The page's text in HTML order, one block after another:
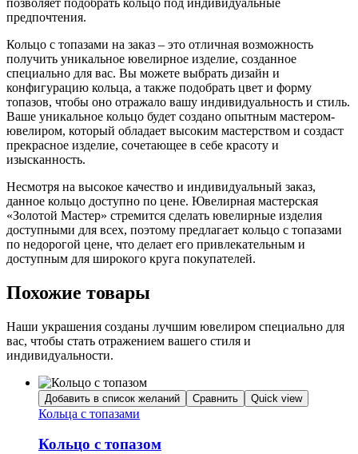
предпочтения.
Кольцо с топазами на заказ – это отличная возможность
получить уникальное ювелирное изделие, созданное
специально для вас. Вы можете выбрать дизайн и
конфигурацию кольца, а также подобрать цвет и форму
топазов, чтобы оно отражало вашу индивидуальность и стиль.
Ваше уникальное кольцо будет создано опытным мастером-
ювелиром, который обладает высоким мастерством и создаст
прекрасное изделие, сочетающее в себе красоту и
изысканность.
Несмотря на высокое качество и индивидуальный заказ,
данное кольцо доступно по цене. Ювелирная мастерская
«Золотой Мастер» стремится сделать ювелирные изделия
доступными для всех, поэтому предлагает кольцо с топазами
по недорогой цене, что делает его привлекательным и
доступным для широкого круга покупателей.
Похожие товары
Наши украшения созданы лучшим ювелиром специально для
вас, чтобы стать отражением вашего стиля и
индивидуальности.
Добавить в список желаний Сравнить Quick view
Кольца с топазами
Кольцо с топазом